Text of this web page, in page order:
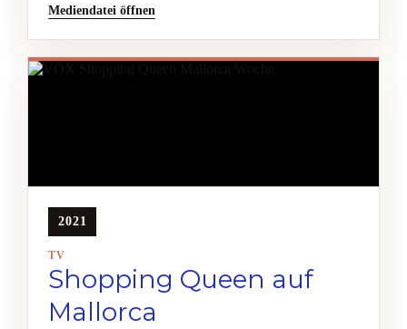
Mediendatei öffnen
2021
TV
Shopping Queen auf
Mallorca